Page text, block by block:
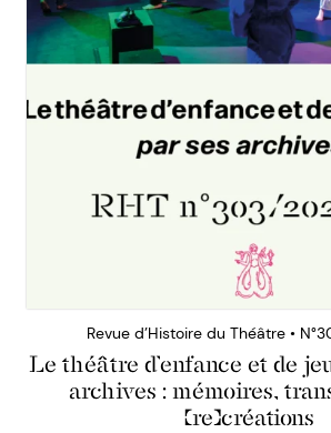
Revue d’Histoire du Théâtre •
Le théâtre d’enfance et de
archives : mémoires,
(re)créations